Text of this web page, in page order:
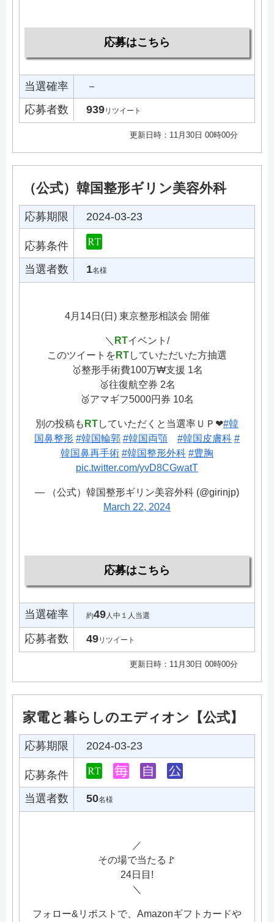
応募はこちら
当選確率
－
応募者数
939リツイート
更新日時：11月30日 00時00分
（公式）韓国整形ギリン美容外科
応募期限 2024-03-23
応募条件
当選者数
1名様
4月14日(日) 東京整形相談会 開催
＼ RTイベント/
このツイートを RTしていただいた方抽選
🥇整形手術費100万₩支援 1名
🥈往復航空券 2名
🥉アマギフ5000円券 10名
別の投稿も RTしていただくと当選率ＵＰ❤#韓
国鼻整形 #韓国輪郭 #韓国両顎 #韓国皮膚科 #
韓国鼻再手術 #韓国整形外科 #豊胸
pic.twitter.com/yvD8CGwatT
— （公式）韓国整形ギリン美容外科 (@girinjp)
March 22, 2024
応募はこちら
当選確率 約49 人中１人当選
応募者数 49リツイート
更新日時：11月30日 00時00分
家電と暮らしのエディオン【公式】
応募期限 2024-03-23
応募条件
当選者数
50名様
／
その場で当たる🚩
24日目!
＼
フォロー&リポストで、Amazonギフトカードや